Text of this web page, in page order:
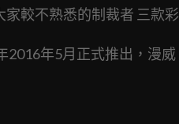
家較不熟悉的制裁者 三款
2016年5月正式推出，漫